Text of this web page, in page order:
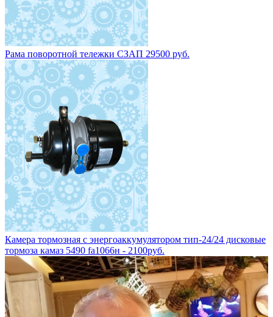
Рама поворотной тележки СЗАП 29500 руб.
Камера тормозная с энергоаккумулятором тип-24/24 дисковые
тормоза камаз 5490 fa1066н - 2100руб.